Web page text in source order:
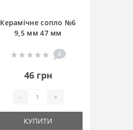
Керамічне сопло №6
9,5 мм 47 мм
0
46 грн
- +
КУПИТИ